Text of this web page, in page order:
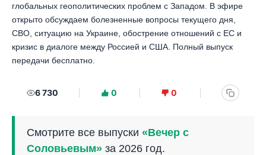
глобальных геополитических проблем с Западом. В эфире
открыто обсуждаем болезненные вопросы текущего дня,
СВО, ситуацию на Украине, обострение отношений с ЕС и
кризис в диалоге между Россией и США. Полный выпуск
передачи бесплатно.
6 730 0 0
Смотрите все выпуски «Вечер с
Соловьевым» за 2026 год.